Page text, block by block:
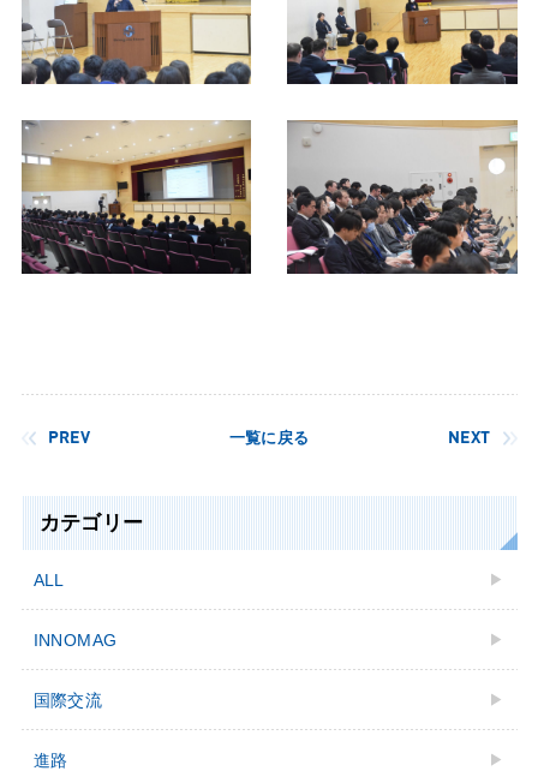
PREV 一覧に戻る NEXT
カテゴリー
ALL
INNOMAG
国際交流
進路